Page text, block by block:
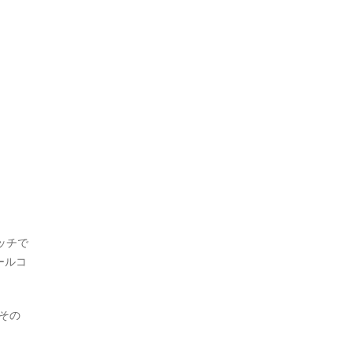
チで
ルコ
の